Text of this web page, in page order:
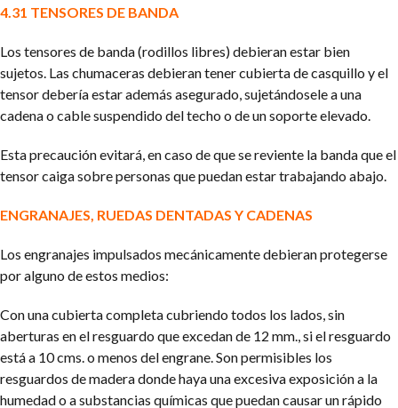
4.31 TENSORES DE BANDA
Los tensores de banda (rodillos libres) debieran estar bien
sujetos. Las chumaceras debieran tener cubierta de casquillo y el
tensor debería estar además asegurado, sujetándosele a una
cadena o cable suspendido del techo o de un soporte elevado.
Esta precaución evitará, en caso de que se reviente la banda que el
tensor caiga sobre personas que puedan estar trabajando abajo.
ENGRANAJES, RUEDAS DENTADAS Y CADENAS
Los engranajes impulsados mecánicamente debieran protegerse
por alguno de estos medios:
Con una cubierta completa cubriendo todos los lados, sin
aberturas en el resguardo que excedan de 12 mm., si el resguardo
está a 10 cms. o menos del engrane. Son permisibles los
resguardos de madera donde haya una excesiva exposición a la
humedad o a substancias químicas que puedan causar un rápido